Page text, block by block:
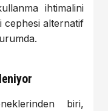
ihtimalini
cephesi alternatif
biri,